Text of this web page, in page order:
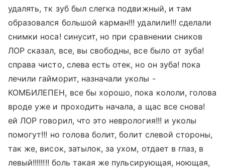
удалять, тк зуб был слегка подвижный, и там
образовался большой карман!!! удалили!!! сделали
снимки носа! синусит, но при сравнении сников
ЛОР сказал, все, вы свободны, все было от зуба!
справа чисто, слева есть отек, но он зуба! пока
лечили гайморит, назначали уколы -
КОМБИЛЕПЕН, все бы хорошо, пока кололи, голова
вроде уже и проходить начала, а щас все снова!
ей ЛОР говорил, что это неврология!!! и уколы
помогут!!! но голова болит, болит слевой стороны,
так же, висок, затылок, за ухом, отдает в глаз, в
левый!!!!!!!! боль такая же пульсирующая, ноющая,